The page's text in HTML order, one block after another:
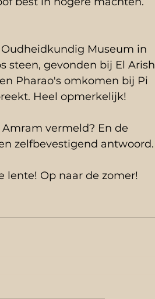
Museum in
steen, gevonden bij El Arish
Pharao's omkomen bij Pi
Heel opmerkelijk!
vermeld? En de
zelfbevestigend antwoord.
lente! Op naar de zomer!